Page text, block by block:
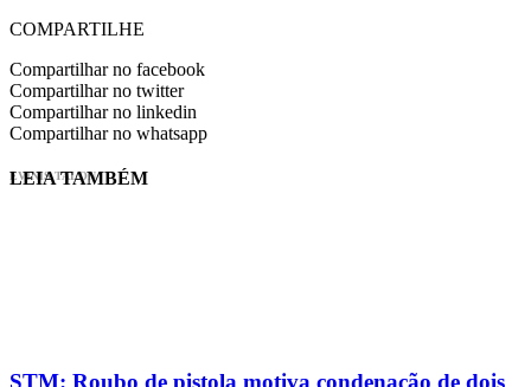
COMPARTILHE
Compartilhar no facebook
Compartilhar no twitter
Compartilhar no linkedin
Compartilhar no whatsapp
EVINIS TALON
LEIA TAMBÉM
STM: Roubo de pistola motiva condenação de dois